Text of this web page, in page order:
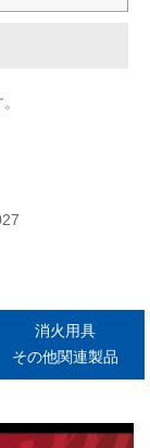
消火用具
その他関連製品